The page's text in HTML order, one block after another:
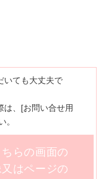
いても大丈夫で
は、[お問い合せ用
。
らの画面の
はページの